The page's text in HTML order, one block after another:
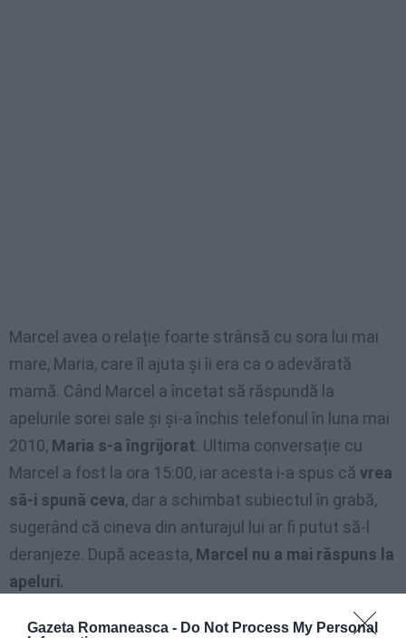
Gazeta Romaneasca - Do Not Process My Personal
Marcel avea o relație foarte strânsă cu sora lui mai
mare, Maria, care îl ajuta și îi era ca o adevărată
mamă. Când Marcel a încetat să răspundă la
apelurile sorei sale și și-a închis telefonul în luna mai
2010, Maria s-a îngrijorat. Ultima conversație cu
Marcel a fost la ora 15:00, iar acesta i-a spus că vrea
să-i spună ceva, dar a schimbat subiectul în grabă,
sugerând că cineva din anturajul lui ar fi putut să-l
deranjeze. După aceasta, Marcel nu a mai răspuns la
apeluri.
Colegii lui au informat-o pe Maria că Marcel a